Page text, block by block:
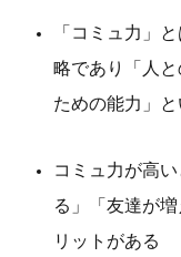
「コミュ力」
略であり「人
ための能力」
コミュ力が高
る」「友達が
リットがある